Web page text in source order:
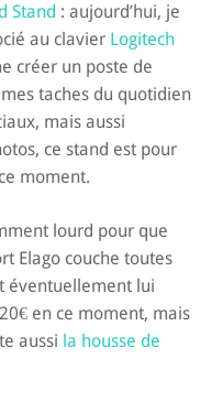
Stand : aujourd’hui, je
au clavier Logitech
créer un poste de
taches du quotidien
mais aussi
ce stand est pour
moment.
lourd pour que
Elago couche toutes
éventuellement lui
en ce moment, mais
aussi la housse de